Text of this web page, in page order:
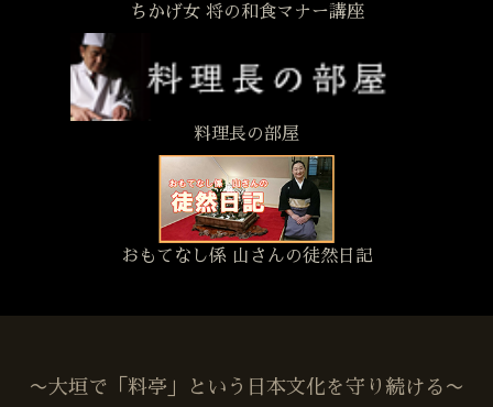
ちかげ女 将の和食マナー講座
料理長の部屋
おもてなし係 山さんの徒然日記
〜大垣で「料亭」という日本文化を守り続ける〜